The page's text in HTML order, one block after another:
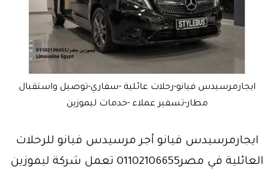
ايجارمرسيدس فيانو-رحلات عائلية -سفاري-توصيل واستقبال
مطار-تسفير عملاء -خدمات ليموزين
ايجارمرسيدس فيانو أجر مرسيدس فيانو للرحلات
العائلية في مصر01102106655 تعمل شركة ليموزين